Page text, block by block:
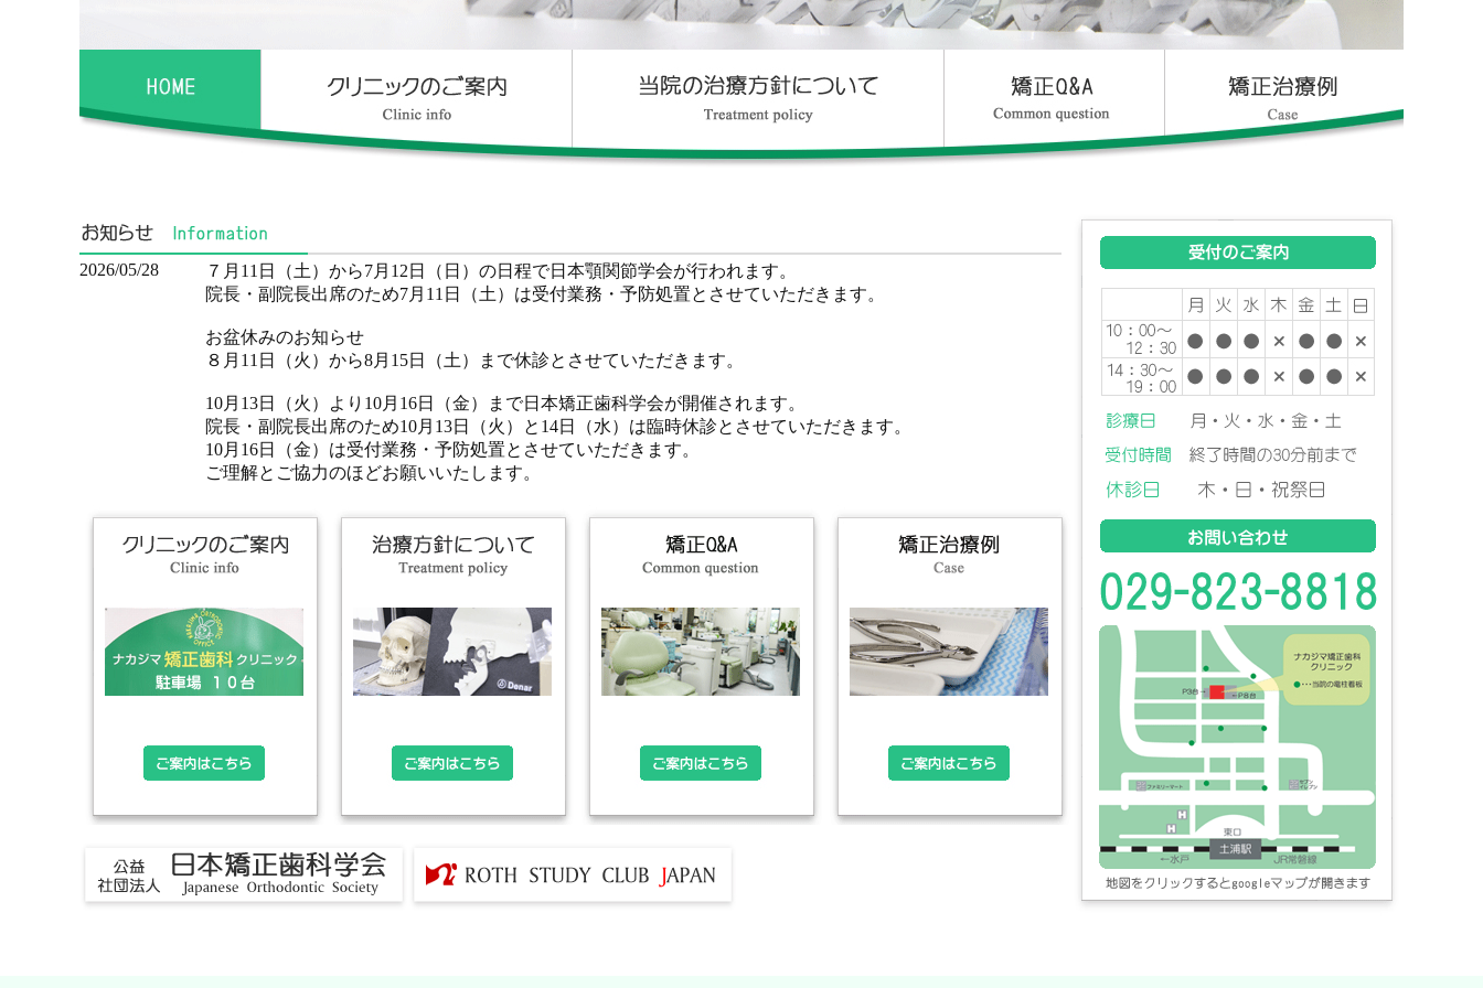
2026/05/28
７月11日（土）から7月12日（日）の日程で日本顎関節学会が行われます。
院長・副院長出席のため7月11日（土）は受付業務・予防処置とさせていただきます。
お盆休みのお知らせ
８月11日（火）から8月15日（土）まで休診とさせていただきます。
10月13日（火）より10月16日（金）まで日本矯正歯科学会が開催されます。
院長・副院長出席のため10月13日（火）と14日（水）は臨時休診とさせていただきます。
10月16日（金）は受付業務・予防処置とさせていただきます。
ご理解とご協力のほどお願いいたします。